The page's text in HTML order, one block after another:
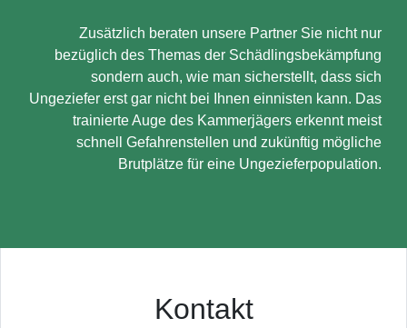
Zusätzlich beraten unsere Partner Sie nicht nur
bezüglich des Themas der Schädlingsbekämpfung
sondern auch, wie man sicherstellt, dass sich
Ungeziefer erst gar nicht bei Ihnen einnisten kann. Das
trainierte Auge des Kammerjägers erkennt meist
schnell Gefahrenstellen und zukünftig mögliche
Brutplätze für eine Ungezieferpopulation.
Kontakt